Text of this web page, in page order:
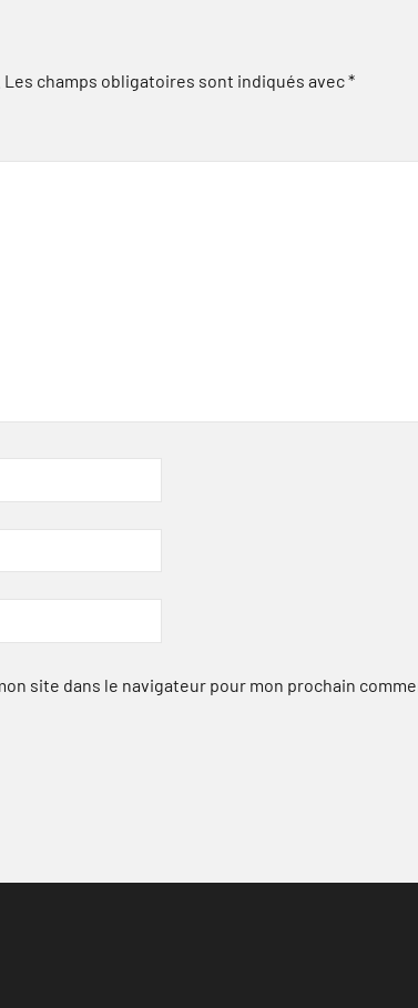
Les champs obligatoires sont indiqués avec*
site dans le navigateur pour mon prochain